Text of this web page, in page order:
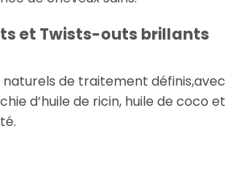
et Twists-outs brillants
de traitement définis,avec
d’huile de ricin, huile de coco et